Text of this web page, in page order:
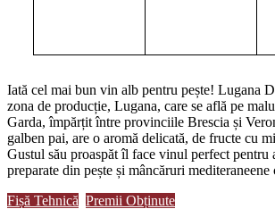
Iată cel mai bun vin alb pentru pește! Lugana
zona de producție, Lugana, care se află pe
Garda, împărțit între provinciile Brescia și
galben pai, are o aromă delicată, de fructe cu
Gustul său proaspăt îl face vinul perfect pentru
preparate din pește și mâncăruri mediteraneene
Fișă Tehnică Premii Obținute